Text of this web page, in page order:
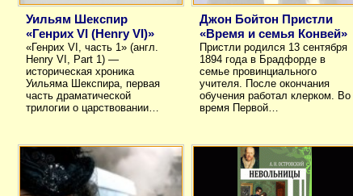
Уильям Шекспир
«Генрих VI (Henry VI)»
«Генрих VI, часть 1» (англ.
Henry VI, Part 1) —
историческая хроника
Уильяма Шекспира, первая
часть драматической
трилогии о царствовании…
Джон Бойтон Пристли
«Время и семья Конвей»
Пристли родился 13 сентября
1894 года в Брадфорде в
семье провинциального
учителя. После окончания
обучения работал клерком. Во
время Первой…